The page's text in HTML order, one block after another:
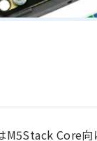
M5Stack Core向